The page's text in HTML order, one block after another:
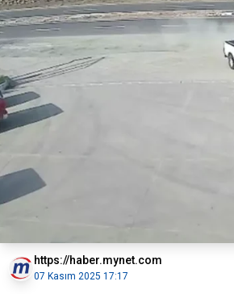
https://haber.mynet.com
07 Kasım 2025 17:17